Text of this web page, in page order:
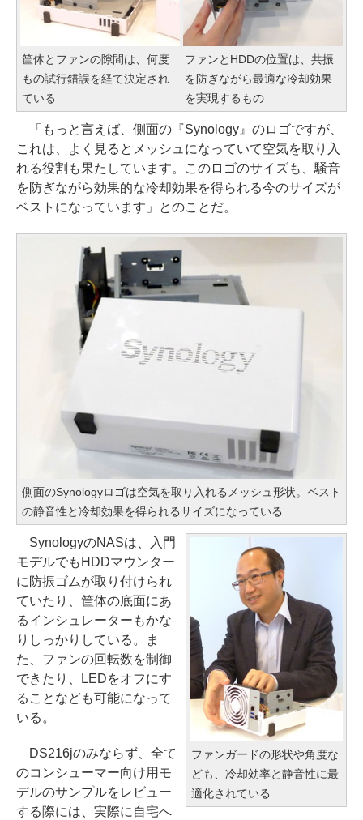
筐体とファンの隙間は、何度
もの試行錯誤を経て決定され
ている
ファンとHDDの位置は、共振
を防ぎながら最適な冷却効果
を実現するもの
「もっと言えば、側面の『Synology』のロゴですが、
これは、よく見るとメッシュになっていて空気を取り入
れる役割も果たしています。このロゴのサイズも、騒音
を防ぎながら効果的な冷却効果を得られる今のサイズが
ベストになっています」とのことだ。
側面のSynologyロゴは空気を取り入れるメッシュ形状。ベスト
の静音性と冷却効果を得られるサイズになっている
ファンガードの形状や角度な
ども、冷却効率と静音性に最
適化されている
SynologyのNASは、入門
モデルでもHDDマウンター
に防振ゴムが取り付けられ
ていたり、筐体の底面にあ
るインシュレーターもかな
りしっかりしている。ま
た、ファンの回転数を制御
できたり、LEDをオフにす
ることなども可能になって
いる。
DS216jのみならず、全て
のコンシューマー向け用モ
デルのサンプルをレビュー
する際には、実際に自宅へ